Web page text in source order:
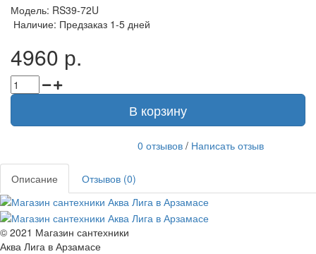
Модель: RS39-72U
Наличие: Предзаказ 1-5 дней
4960 р.
В корзину
0 отзывов / Написать отзыв
Описание Отзывов (0)
© 2021 Магазин сантехники
Аква Лига в Арзамасе